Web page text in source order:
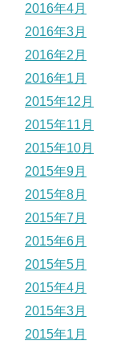
2016年4月
2016年3月
2016年2月
2016年1月
2015年12月
2015年11月
2015年10月
2015年9月
2015年8月
2015年7月
2015年6月
2015年5月
2015年4月
2015年3月
2015年1月